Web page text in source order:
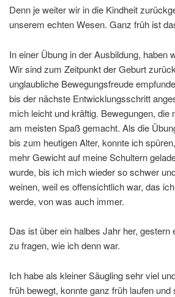
Denn je weiter wir in die Kindheit
unserem echten Wesen. Ganz früh ist
In einer Übung in der Ausbildung,
Wir sind zum Zeitpunkt der Geburt
unglaubliche Bewegungsfreude
bis der nächste Entwicklungsschritt
mich leicht und kräftig. Bewegungen,
am meisten Spaß gemacht. Als die
bis zum heutigen Alter, konnte ich
mehr Gewicht auf meine Schultern
wurde, bis ich mich wieder so schwer
weinen, weil es offensichtlich war, das
werde, von was auch immer.
Das ist über ein halbes Jahr her,
zu fragen, wie ich denn war.
Ich habe als kleiner Säugling sehr viel
früh bewegt, konnte ganz früh laufen